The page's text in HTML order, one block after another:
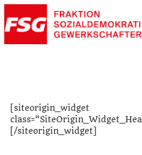
[siteorigin_widget
[/siteorigin_widget]